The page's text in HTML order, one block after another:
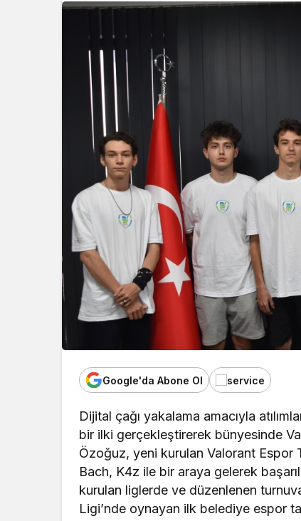
Google'da Abone Ol
Dijital çağı yakalama amacıyla
bir ilki gerçekleştirerek bünyesinde
Özoğuz, yeni kurulan Valorant Espor
Bach, K4z ile bir araya gelerek
kurulan liglerde ve düzenlenen
Ligi’nde oynayan ilk belediye espor